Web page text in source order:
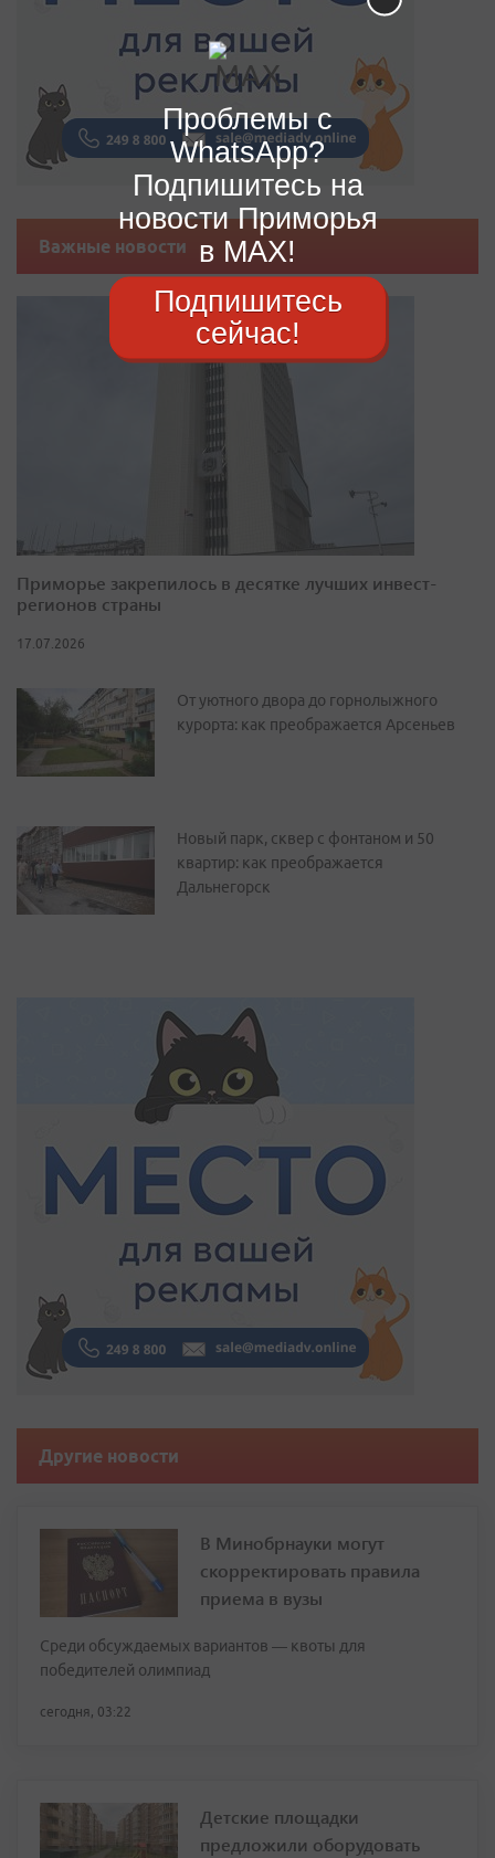
Важные новости
Приморье закрепилось в десятке лучших инвест-
регионов страны
17.07.2026
От уютного двора до горнолыжного
курорта: как преображается Арсеньев
Новый парк, сквер с фонтаном и 50
квартир: как преображается
Дальнегорск
Другие новости
В Минобрнауки могут
скорректировать правила
приема в вузы
Среди обсуждаемых вариантов — квоты для
победителей олимпиад
сегодня, 03:22
Детские площадки
предложили оборудовать
Проблемы с
WhatsApp?
Подпишитесь на
новости Приморья
в MAX!
Подпишитесь
сейчас!